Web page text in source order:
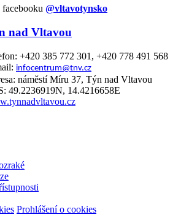
facebooku @vltavotynsko
nad Vltavou
+420 385 772 301, +420 778 491 568
infocentrum@tnv.cz
náměstí Míru 37, Týn nad Vltavou
49.2236919N, 14.4216658E
Prohlášení o cookies